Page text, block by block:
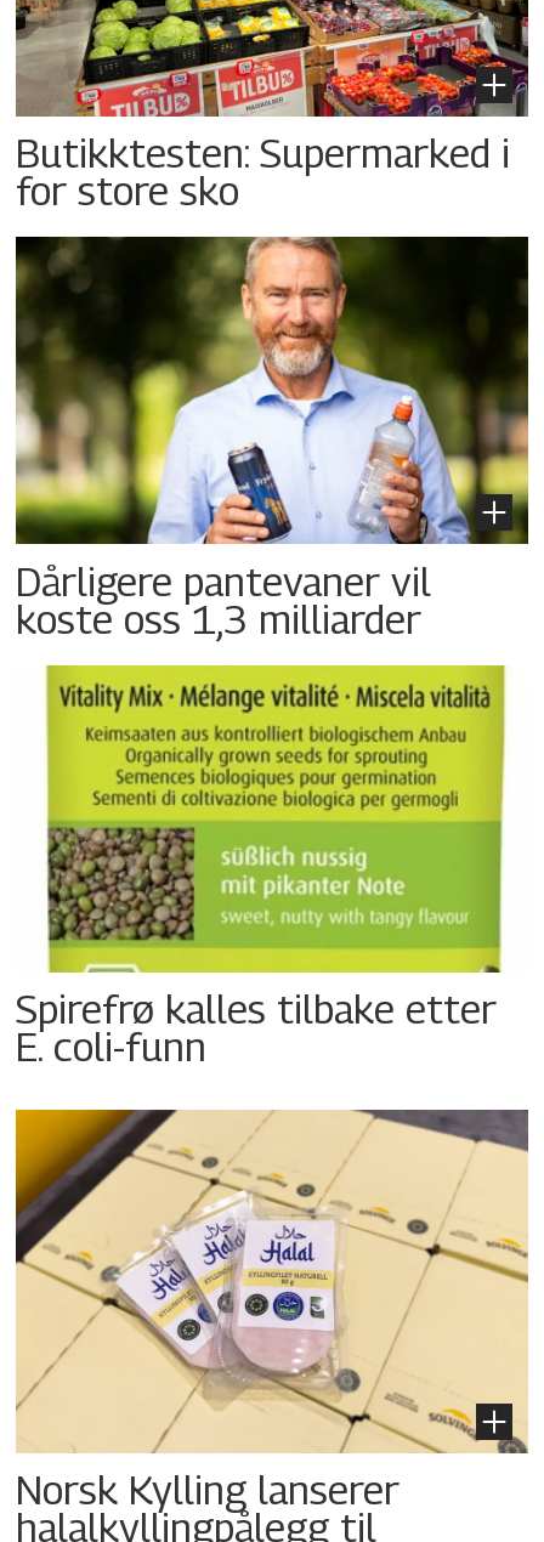
Butikktesten: Supermarked i
for store sko
Dårligere pantevaner vil
koste oss 1,3 milliarder
Spirefrø kalles tilbake etter
E. coli-funn
Norsk Kylling lanserer
halalkyllingpålegg til